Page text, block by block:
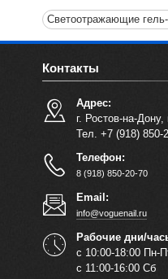
Светоотражающие
Контакты
Адрес:
г. Ростов-на-
Тел. +7 (918) 850-
Телефон:
8 (918) 850-20-70
Email:
info@voguenail.ru
Рабочие дни/
с 10:00-18:00 Пн-
с 11:00-16:00 Сб